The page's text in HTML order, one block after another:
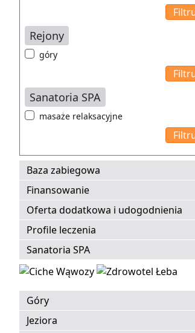
Rejony
góry
Sanatoria SPA
masaże relaksacyjne
Baza zabiegowa
Finansowanie
Oferta dodatkowa i udogodnienia
Profile leczenia
Sanatoria SPA
Góry
Jeziora